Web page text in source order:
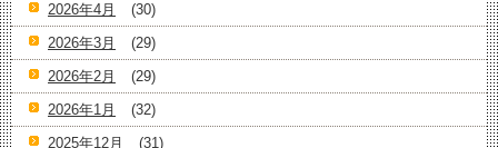
2026年4月
(30)
2026年3月
(29)
2026年2月
(29)
2026年1月
(32)
2025年12月
(31)